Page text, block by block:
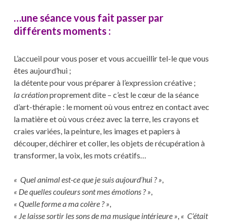
…une séance vous fait passer par
différents moments :
L’accueilpour vous poser et vous accueillir tel-le que vous
êtes aujourd’hui ;
la détente pour vous préparer à l’expression créative ;
la créationproprement dite – c’est le cœur de la séance
d’art-thérapie : le moment où vous entrez en contact avec
la matière et où vous créez avec la terre, les crayons et
craies variées, la peinture, les images et papiers à
découper, déchirer et coller, les objets de récupération à
transformer, la voix, les mots créatifs…
« Quel animal est-ce que je suis aujourd’hui ? »
« De quelles couleurs sont mes émotions ? »
« Quelle forme a ma colère ? »
« Je laisse sortir les sons de ma musique intérieure » « C‘était